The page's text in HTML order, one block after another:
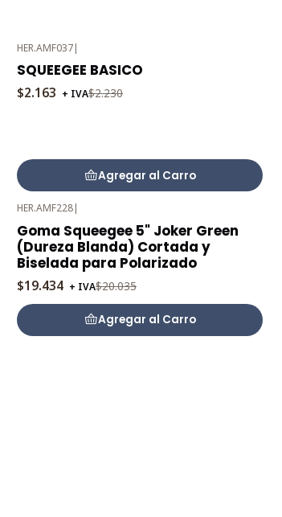
-3%
OFF
HER.AMF037|
SQUEEGEE BASICO
$2.163 + IVA$2.230
Agregar al Carro
-3%
OFF
HER.AMF228|
Goma Squeegee 5" Joker Green
(Dureza Blanda) Cortada y
Biselada para Polarizado
$19.434 + IVA$20.035
Agregar al Carro